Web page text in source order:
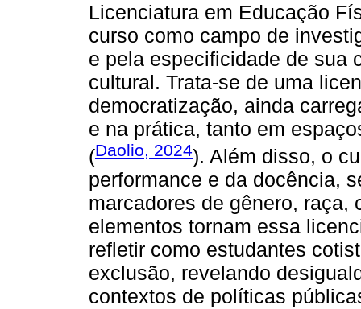
Licenciatura em Educação
curso como campo de
e pela especificidade de sua
cultural. Trata-se de uma
democratização, ainda
e na prática, tanto em
(Daolio, 2024). Além disso, o
performance e da docência,
marcadores de gênero, raça,
elementos tornam essa
refletir como estudantes
exclusão, revelando
contextos de políticas